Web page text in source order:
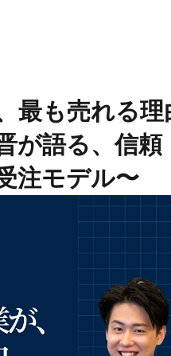
最も売れる理
が語る、信
注モデル〜